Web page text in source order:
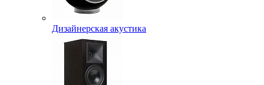
Дизайнерская акустика